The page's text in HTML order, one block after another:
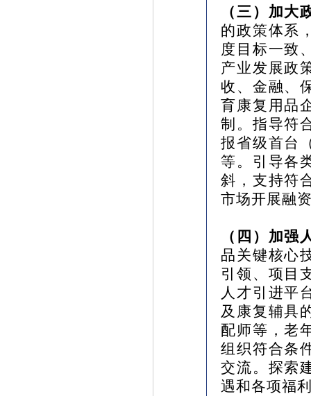
（三）加大
的政策体系
度目标一致
产业发展政
收、金融、
育康复用品
制。指导符
报省级首台
等。引导各
斜，支持符
市场开展融
（四）加强
品关键核心
引领、项目
人才引进平
及康复辅具
配师等，老
组织符合条
交流。探索
遇和各项福